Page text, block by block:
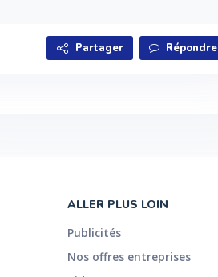
Partager Répondre
ALLER PLUS LOIN
Publicités
Nos offres entreprises